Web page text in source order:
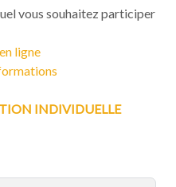
vous souhaitez participer
ligne
INDIVIDUELLE